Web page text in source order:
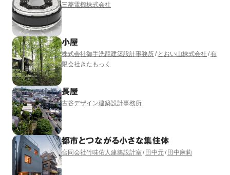
三菱電機株式会社
小屋
株式会社御手洗龍建築設計事務所 とおい山株式会社 有
限会社きたもっく
長屋
古谷デザイン建築設計事務所
都市とつながる小さな集住体
合同会社竹味佑人建築設計室 田中元 田中麻莉